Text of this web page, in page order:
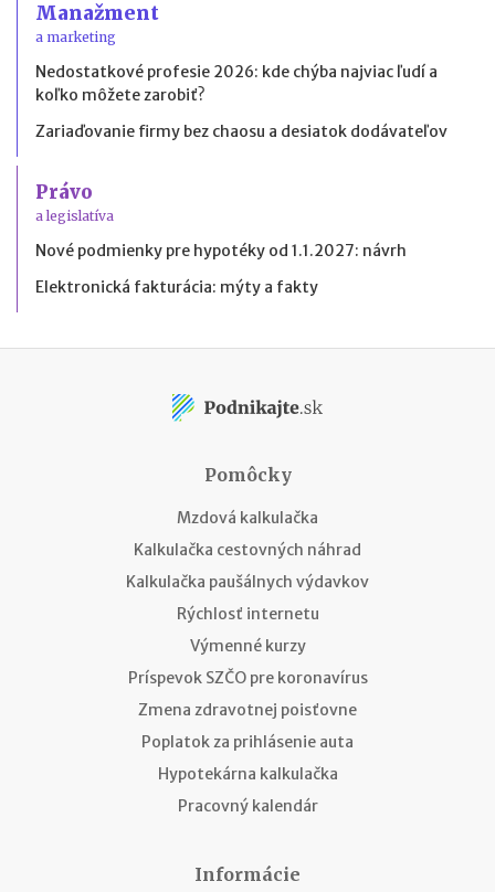
Manažment
a marketing
Nedostatkové profesie 2026: kde chýba najviac ľudí a
koľko môžete zarobiť?
Zariaďovanie firmy bez chaosu a desiatok dodávateľov
Právo
a legislatíva
Nové podmienky pre hypotéky od 1.1.2027: návrh
Elektronická fakturácia: mýty a fakty
Pomôcky
Mzdová kalkulačka
Kalkulačka cestovných náhrad
Kalkulačka paušálnych výdavkov
Rýchlosť internetu
Výmenné kurzy
Príspevok SZČO pre koronavírus
Zmena zdravotnej poisťovne
Poplatok za prihlásenie auta
Hypotekárna kalkulačka
Pracovný kalendár
Informácie